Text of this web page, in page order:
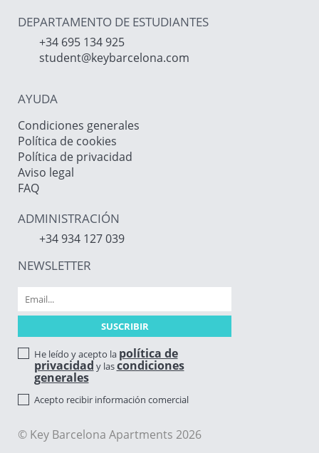
DEPARTAMENTO DE ESTUDIANTES
+34 695 134 925
student@keybarcelona.com
AYUDA
Condiciones generales
Política de cookies
Política de privacidad
Aviso legal
FAQ
ADMINISTRACIÓN
+34 934 127 039
NEWSLETTER
He leído y acepto la política de
privacidad y lascondiciones
generales
Acepto recibir información comercial
© Key Barcelona Apartments 2026